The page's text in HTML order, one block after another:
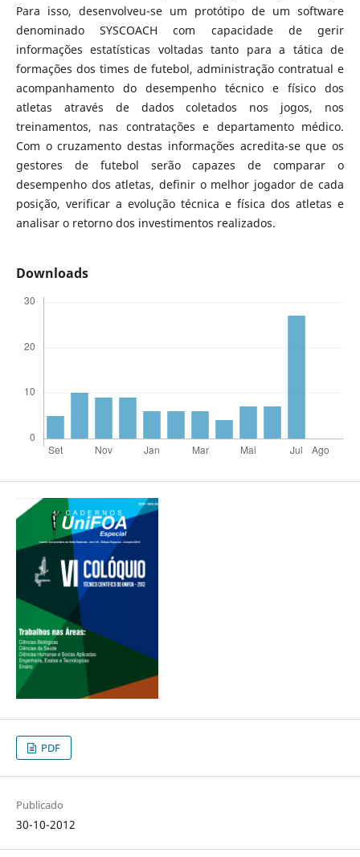
Para isso, desenvolveu-se um protótipo de um software
denominado SYSCOACH com capacidade de gerir
informações estatísticas voltadas tanto para a tática de
formações dos times de futebol, administração contratual e
acompanhamento do desempenho técnico e físico dos
atletas através de dados coletados nos jogos, nos
treinamentos, nas contratações e departamento médico.
Com o cruzamento destas informações acredita-se que os
gestores de futebol serão capazes de comparar o
desempenho dos atletas, definir o melhor jogador de cada
posição, verificar a evolução técnica e física dos atletas e
analisar o retorno dos investimentos realizados.
Downloads
PDF
Publicado
30-10-2012